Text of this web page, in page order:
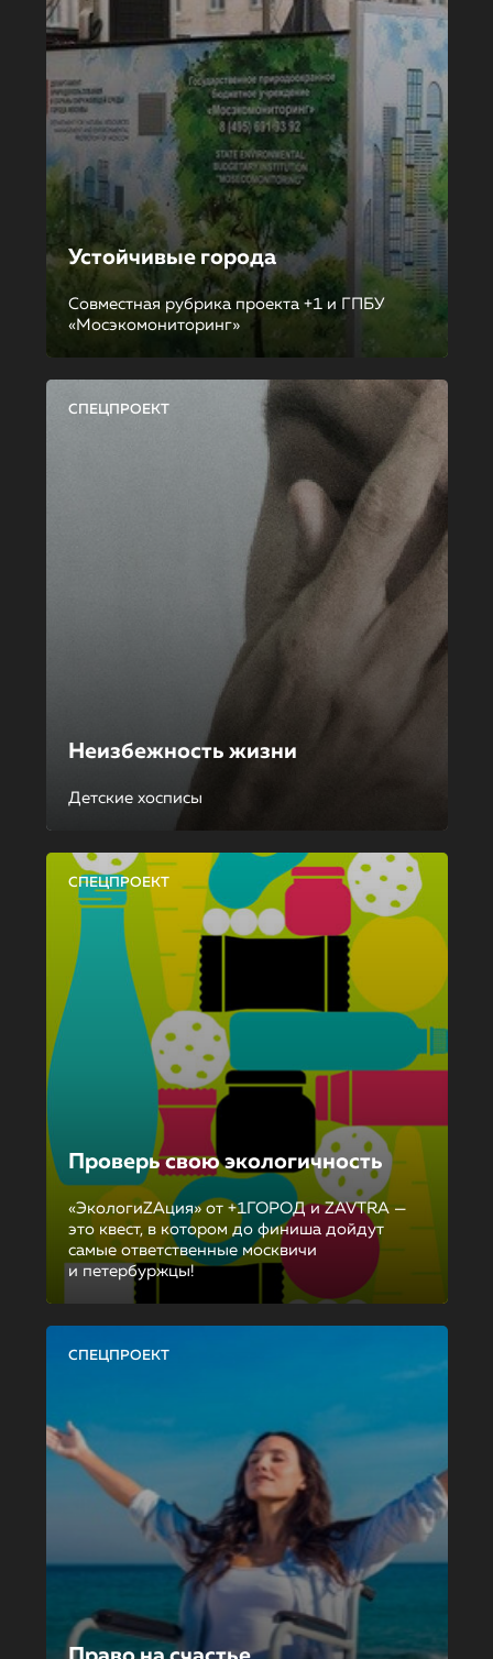
Устойчивые города
Совместная рубрика проекта +1 и ГПБУ
«Мосэкомониторинг»
СПЕЦПРОЕКТ
Неизбежность жизни
Детские хосписы
СПЕЦПРОЕКТ
Проверь свою экологичность
«ЭкологиZAция» от +1ГОРОД и ZAVTRA —
это квест, в котором до финиша дойдут
самые ответственные москвичи
и петербуржцы!
СПЕЦПРОЕКТ